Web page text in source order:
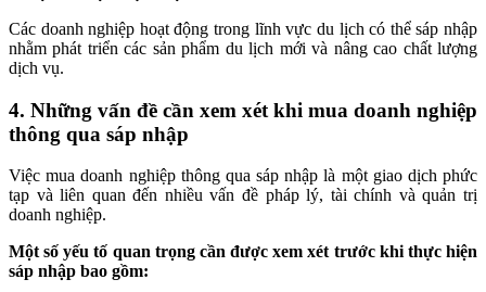
Các doanh nghiệp hoạt động trong lĩnh vực du lịch có thể sáp nhập
nhằm phát triển các sản phẩm du lịch mới và nâng cao chất lượng
dịch vụ.
4. Những vấn đề cần xem xét khi mua doanh nghiệp
thông qua sáp nhập
Việc mua doanh nghiệp thông qua sáp nhập là một giao dịch phức
tạp và liên quan đến nhiều vấn đề pháp lý, tài chính và quản trị
doanh nghiệp.
Một số yếu tố quan trọng cần được xem xét trước khi thực hiện
sáp nhập bao gồm: